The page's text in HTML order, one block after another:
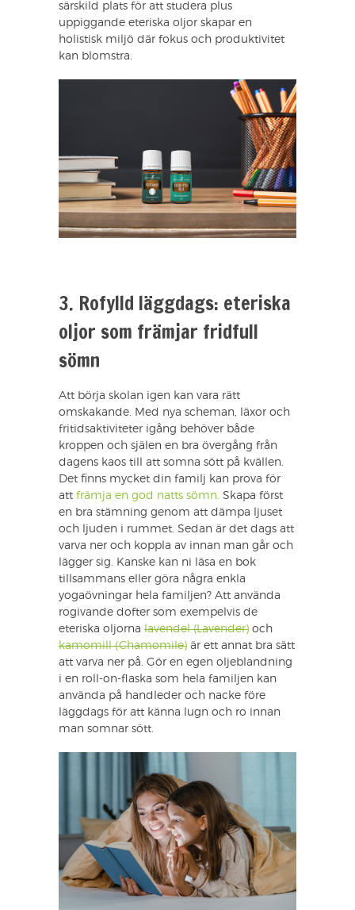
särskild plats för att studera plus
uppiggande eteriska oljor skapar en
holistisk miljö där fokus och produktivitet
kan blomstra.
3. Rofylld läggdags: eteriska
oljor som främjar fridfull
sömn
Att börja skolan igen kan vara rätt
omskakande. Med nya scheman, läxor och
fritidsaktiviteter igång behöver både
kroppen och själen en bra övergång från
dagens kaos till att somna sött på kvällen.
Det finns mycket din familj kan prova för
att främja en god natts sömn. Skapa först
en bra stämning genom att dämpa ljuset
och ljuden i rummet. Sedan är det dags att
varva ner och koppla av innan man går och
lägger sig. Kanske kan ni läsa en bok
tillsammans eller göra några enkla
yogaövningar hela familjen? Att använda
rogivande dofter som exempelvis de
eteriska oljorna lavendel (Lavender) och
kamomill (Chamomile) är ett annat bra sätt
att varva ner på. Gör en egen oljeblandning
i en roll-on-flaska som hela familjen kan
använda på handleder och nacke före
läggdags för att känna lugn och ro innan
man somnar sött.